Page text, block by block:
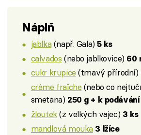
Náplň
jablka(např. Gala)5 ks
calvados (nebo jablkovice) 60
cukr krupice (tmavý přírodní)
crème fraîche (nebo co
smetana) 250 g + k podávání
žloutek(z velkých vajec) 3 ks
mandlová mouka 3 lžíce